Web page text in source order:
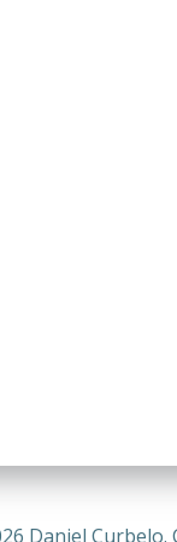
Daniel Curbelo.